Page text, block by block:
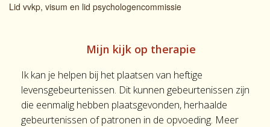
Lid vvkp, visum en lid psychologencommissie
Mijn kijk op therapie
Ik kan je helpen bij het plaatsen van heftige
levensgebeurtenissen. Dit kunnen gebeurtenissen zijn
die eenmalig hebben plaatsgevonden, herhaalde
gebeurtenissen of patronen in de opvoeding. Meer